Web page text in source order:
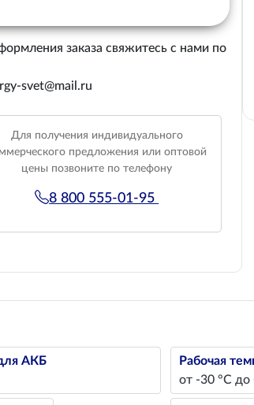
заказа свяжитесь с нами по
svet@mail.ru
Для получения индивидуального
предложения или оптовой
цены позвоните по телефону
8 800 555-01-95
АКБ
Рабочая
от -30 °C до